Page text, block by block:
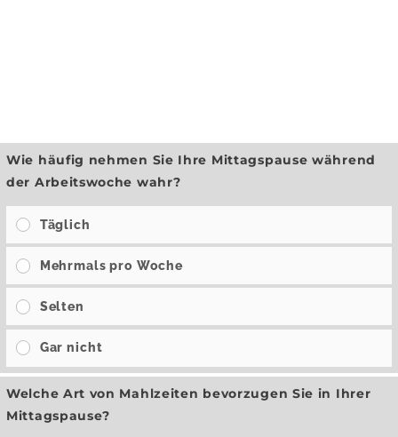
Wie häufig nehmen Sie Ihre Mittagspause während
der Arbeitswoche wahr?
Täglich
Mehrmals pro Woche
Selten
Gar nicht
Welche Art von Mahlzeiten bevorzugen Sie in Ihrer
Mittagspause?